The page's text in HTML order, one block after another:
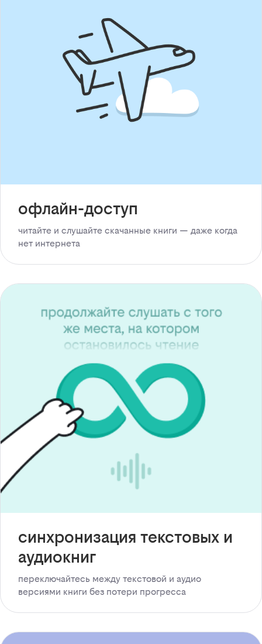
офлайн-доступ
читайте и слушайте скачанные книги — даже когда
нет интернета
синхронизация текстовых и
аудиокниг
переключайтесь между текстовой и аудио
версиями книги без потери прогресса